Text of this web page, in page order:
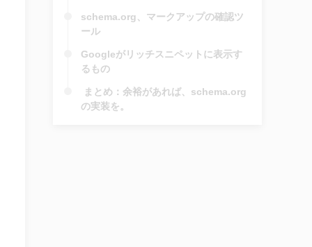
schema.org、マークアップの確認ツ
ール
Googleがリッチスニペットに表示す
るもの
まとめ：余裕があれば、schema.org
の実装を。